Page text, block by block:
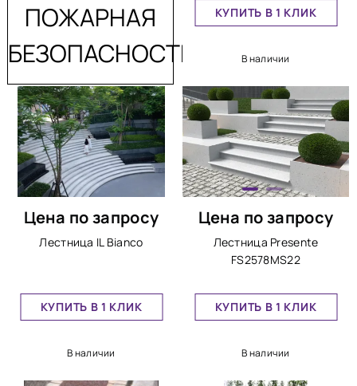
ПОЖАРНАЯ
БЕЗОПАСНОСТЬ
КУПИТЬ В 1 КЛИК
В наличии
Цена по запросу
Лестница IL Bianco
КУПИТЬ В 1 КЛИК
В наличии
Цена по запросу
Лестница Presente
FS2578MS22
КУПИТЬ В 1 КЛИК
В наличии